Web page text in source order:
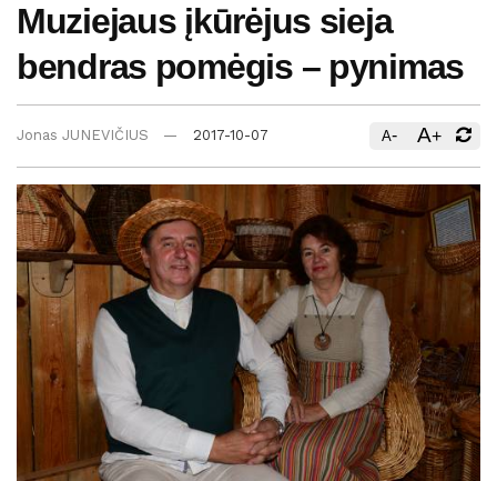
Muziejaus įkūrėjus sieja
bendras pomėgis – pynimas
Jonas JUNEVIČIUS 2017-10-07 A- A+